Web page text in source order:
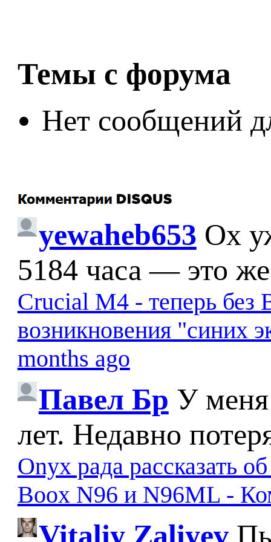
Темы с форума
Нет сообщений
yewaheb653 Ох
5184 часа — это
Crucial M4 - теперь без
возникновения "синих
months ago
Павел Бр У меня
лет. Недавно
Onyx рада рассказать
Boox N96 и N96ML -